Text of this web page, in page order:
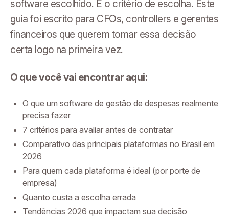
software escolhido. É o critério de escolha. Este
guia foi escrito para CFOs, controllers e gerentes
financeiros que querem tomar essa decisão
certa logo na primeira vez.
O que você vai encontrar aqui:
O que um software de gestão de despesas realmente
precisa fazer
7 critérios para avaliar antes de contratar
Comparativo das principais plataformas no Brasil em
2026
Para quem cada plataforma é ideal (por porte de
empresa)
Quanto custa a escolha errada
Tendências 2026 que impactam sua decisão